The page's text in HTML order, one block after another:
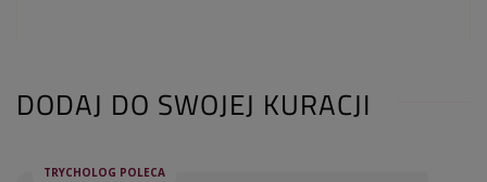
DODAJ DO SWOJEJ KURACJI
TRYCHOLOG POLECA